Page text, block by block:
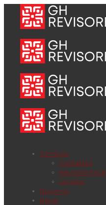
Servicios
Contables
Revisoría fiscal
Legales
Nosotros
Blogs